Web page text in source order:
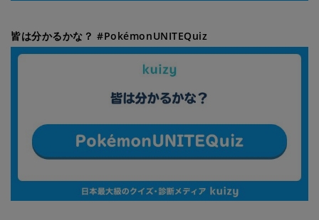
皆は分かるかな？ #PokémonUNITEQuiz